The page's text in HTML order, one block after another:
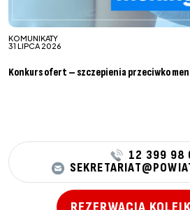
KOMUNIKATY
31 LIPCA 2026
Konkurs ofert – szczepienia przeciwko
12 399 98